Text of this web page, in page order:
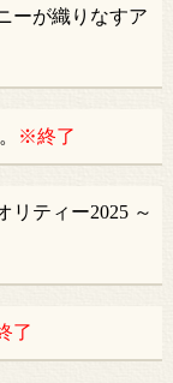
ーが織りなすア
※終了
リティー2025 ～
了